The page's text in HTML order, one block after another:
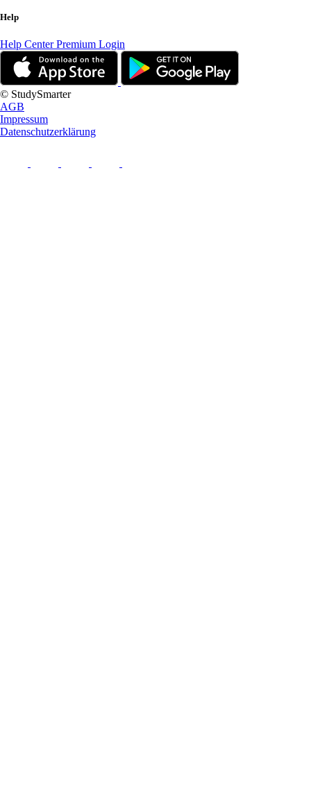
Help
Help CenterPremium Login
© StudySmarter
AGB
Impressum
Datenschutzerklärung